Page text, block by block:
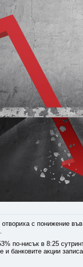
с понижение
по-нисък в 8:25
и банковите акции